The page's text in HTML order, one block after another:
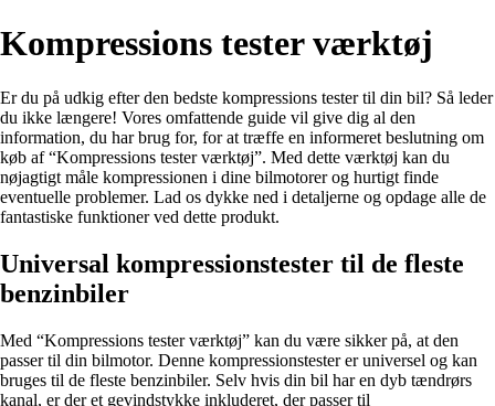
Kompressions tester værktøj
Er du på udkig efter den bedste kompressions tester til din bil? Så leder
du ikke længere! Vores omfattende guide vil give dig al den
information, du har brug for, for at træffe en informeret beslutning om
køb af “Kompressions tester værktøj”. Med dette værktøj kan du
nøjagtigt måle kompressionen i dine bilmotorer og hurtigt finde
eventuelle problemer. Lad os dykke ned i detaljerne og opdage alle de
fantastiske funktioner ved dette produkt.
Universal kompressionstester til de fleste
benzinbiler
Med “Kompressions tester værktøj” kan du være sikker på, at den
passer til din bilmotor. Denne kompressionstester er universel og kan
bruges til de fleste benzinbiler. Selv hvis din bil har en dyb tændrørs
kanal, er der et gevindstykke inkluderet, der passer til